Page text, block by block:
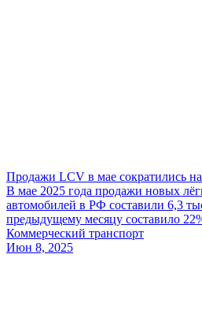
Продажи LCV в мае сократились
В мае 2025 года продажи новых
автомобилей в РФ составили 6,3
предыдущему месяцу составило
Коммерческий транспорт
Июн 8, 2025